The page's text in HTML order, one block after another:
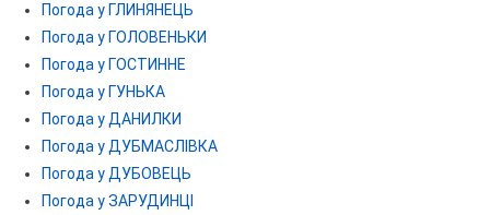
Погода у ГЛИНЯНЕЦЬ
Погода у ГОЛОВЕНЬКИ
Погода у ГОСТИННЕ
Погода у ГУНЬКА
Погода у ДАНИЛКИ
Погода у ДУБМАСЛІВКА
Погода у ДУБОВЕЦЬ
Погода у ЗАРУДИНЦІ